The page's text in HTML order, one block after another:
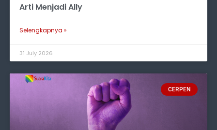
Arti Menjadi Ally
Selengkapnya »
31 July 2026
CERPEN